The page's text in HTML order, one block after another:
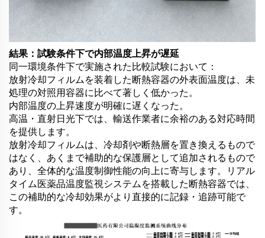
結果：試験条件下で内部温度上昇が遅延
同一環境条件下で実施された比較試験において：
放射冷却フィルムを装着した断熱容器の外表面温度は、未
処理の対照用容器に比べて著しく低かった。
内部温度の上昇速度が明確に遅くなった。
高温・直射日光下では、輸送作業者に余裕のある対応時間
を提供します。
放射冷却フィルムは、冷却剤や断熱層を置き換えるもので
はなく、あくまで補助的な保護層として追加されるもので
あり、全体的な温度制御性能の向上に寄与します。リアル
タイム医薬品温度監視システムを搭載した断熱容器では、
この補助的な冷却効果がより直接的に記録・追跡可能で
す。